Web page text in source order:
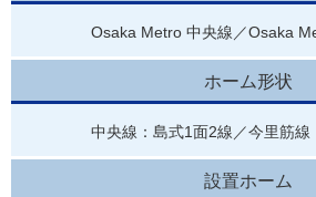
Osaka Metro 中央線／Osaka
ホーム形状
中央線：島式1面2線／今里筋線
設置ホーム